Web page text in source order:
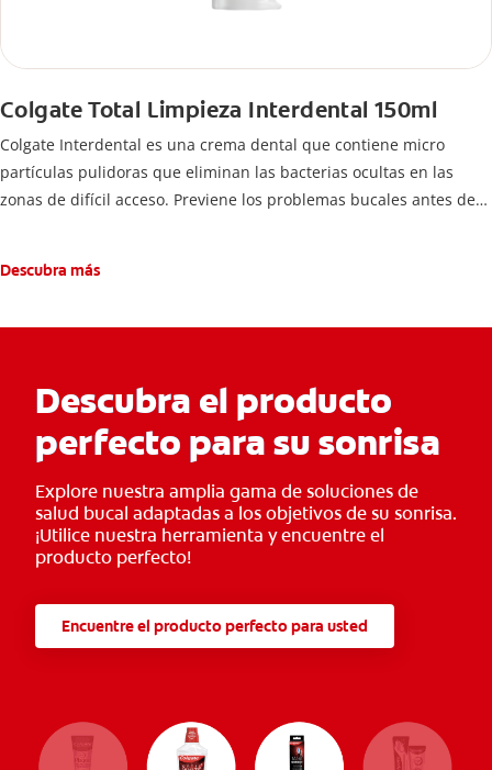
Colgate Total Limpieza Interdental 150ml
Colgate Interdental es una crema dental que contiene micro
partículas pulidoras que eliminan las bacterias ocultas en las
zonas de difícil acceso. Previene los problemas bucales antes de
Descubra más
Descubra el producto
perfecto para su sonrisa
Explore nuestra amplia gama de soluciones de
salud bucal adaptadas a los objetivos de su sonrisa.
¡Utilice nuestra herramienta y encuentre el
producto perfecto!
Encuentre el producto perfecto para usted